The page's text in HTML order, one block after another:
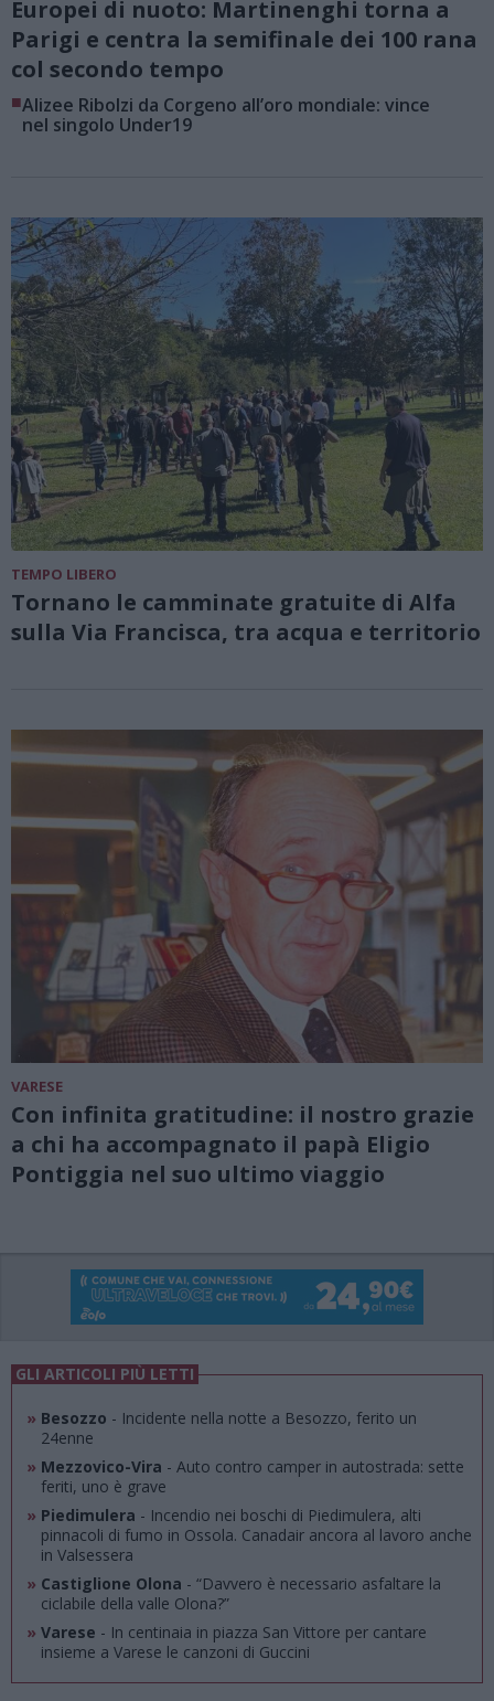
Europei di nuoto: Martinenghi torna a
Parigi e centra la semifinale dei 100 rana
col secondo tempo
■Alizee Ribolzi da Corgeno all’oro mondiale: vince
nel singolo Under19
TEMPO LIBERO
Tornano le camminate gratuite di Alfa
sulla Via Francisca, tra acqua e territorio
VARESE
Con infinita gratitudine: il nostro grazie
a chi ha accompagnato il papà Eligio
Pontiggia nel suo ultimo viaggio
GLI ARTICOLI PIÙ LETTI
» Besozzo - Incidente nella notte a Besozzo, ferito un
24enne
» Mezzovico-Vira - Auto contro camper in autostrada: sette
feriti, uno è grave
» Piedimulera - Incendio nei boschi di Piedimulera, alti
pinnacoli di fumo in Ossola. Canadair ancora al lavoro anche
in Valsessera
» Castiglione Olona - “Davvero è necessario asfaltare la
ciclabile della valle Olona?”
» Varese - In centinaia in piazza San Vittore per cantare
insieme a Varese le canzoni di Guccini